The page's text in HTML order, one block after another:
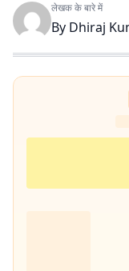
लेखक के बारे में
By Dhiraj